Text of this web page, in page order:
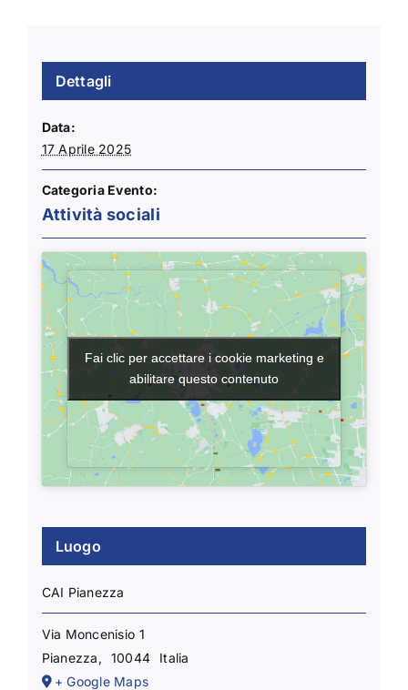
Dettagli
Data:
17 Aprile 2025
Categoria Evento:
Attività sociali
Luogo
CAI Pianezza
Via Moncenisio 1
Pianezza , 10044
Italia
+ Google Maps
Fai clic per accettare i cookie marketing e
abilitare questo contenuto
Fai clic per accettare i cookie marketing e
abilitare questo contenuto